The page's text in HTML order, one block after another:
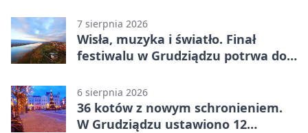
7 sierpnia 2026
Wisła, muzyka i światło. Finał
festiwalu w Grudziądzu potrwa do
6 sierpnia 2026
36 kotów z nowym schronieniem.
W Grudziądzu ustawiono 12